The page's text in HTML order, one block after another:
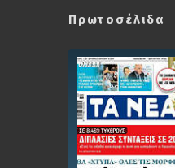
Πρωτοσέλιδα